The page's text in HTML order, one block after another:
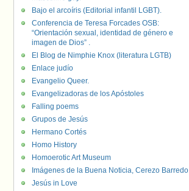
Bajo el arcoíris (Editorial infantil LGBT).
Conferencia de Teresa Forcades OSB:
“Orientación sexual, identidad de género e
imagen de Dios” .
El Blog de Nimphie Knox (literatura LGTB)
Enlace judío
Evangelio Queer.
Evangelizadoras de los Apóstoles
Falling poems
Grupos de Jesús
Hermano Cortés
Homo History
Homoerotic Art Museum
Imágenes de la Buena Noticia, Cerezo Barredo
Jesús in Love